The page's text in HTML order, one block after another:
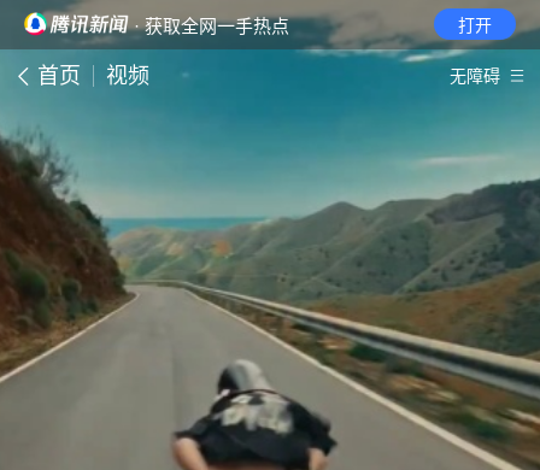
· 获取全网一手热点 打开
首页 视频 无障碍